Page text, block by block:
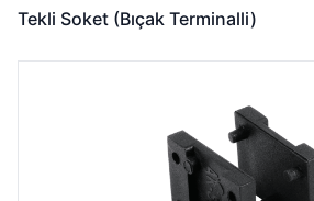
Tekli Soket (Bıçak Terminalli)